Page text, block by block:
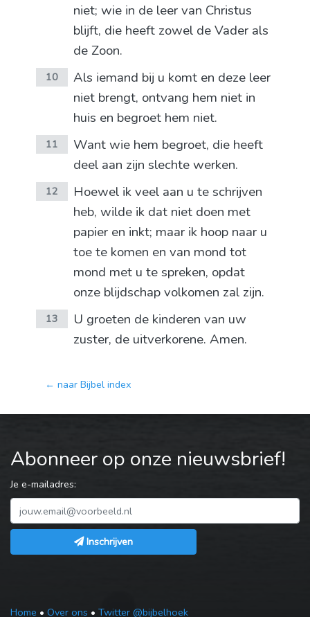
niet; wie in de leer van Christus
blijft, die heeft zowel de Vader als
de Zoon.
10
Als iemand bij u komt en deze leer
niet brengt, ontvang hem niet in
huis en begroet hem niet.
11
Want wie hem begroet, die heeft
deel aan zijn slechte werken.
12
Hoewel ik veel aan u te schrijven
heb, wilde ik dat niet doen met
papier en inkt; maar ik hoop naar u
toe te komen en van mond tot
mond met u te spreken, opdat
onze blijdschap volkomen zal zijn.
13
U groeten de kinderen van uw
zuster, de uitverkorene. Amen.
← naar Bijbel index
Abonneer op onze nieuwsbrief!
Je e-mailadres:
Inschrijven
Home • Over ons • Twitter @bijbelhoek